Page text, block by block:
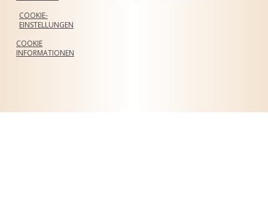
COOKIE-
EINSTELLUNGEN
COOKIE
INFORMATIONEN